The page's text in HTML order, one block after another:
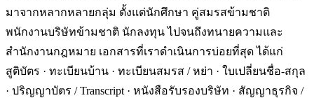
มาจากหลากหลายกลุ่ม ตั้งแต่นักศึกษา คู่สมรสข้ามชาติ
พนักงานบริษัทข้ามชาติ นักลงทุน ไปจนถึงทนายความและ
สำนักงานกฎหมาย เอกสารที่เราดำเนินการบ่อยที่สุด ได้แก่
สูติบัตร · ทะเบียนบ้าน · ทะเบียนสมรส / หย่า · ใบเปลี่ยนชื่อ-สกุล
· ปริญญาบัตร / Transcript · หนังสือรับรองบริษัท · สัญญาธุรกิจ /